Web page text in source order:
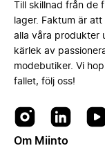
Till skillnad från
lager. Faktum är
alla våra produkter
kärlek av
modebutiker. Vi
fallet, följ oss!
Om Miinto